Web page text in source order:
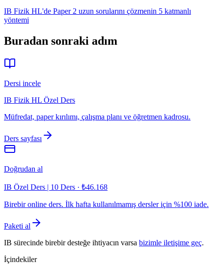
IB Fizik HL'de Paper 2 uzun sorularını çözmenin 5 katmanlı
yöntemi
Buradan sonraki adım
Dersi incele
IB Fizik HL Özel Ders
Müfredat, paper kırılımı, çalışma planı ve öğretmen kadrosu.
Ders sayfası
Doğrudan al
IB Özel Ders | 10 Ders · ₺46.168
Birebir online ders. İlk hafta kullanılmamış dersler için %100 iade.
Paketi al
IB sürecinde birebir desteğe ihtiyacın varsa bizimle iletişime geç.
İçindekiler